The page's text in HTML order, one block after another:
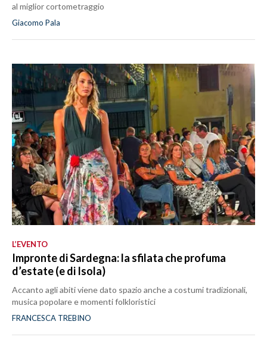
al miglior cortometraggio
Giacomo Pala
L’EVENTO
Impronte di Sardegna: la sfilata che profuma
d’estate (e di Isola)
Accanto agli abiti viene dato spazio anche a costumi tradizionali,
musica popolare e momenti folkloristici
FRANCESCA TREBINO